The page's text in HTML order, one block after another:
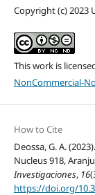
Copyright (c) 2023
This work is
NonCommercial-
How to Cite
Deossa, G. A.
Nucleus 918,
Investigaciones, 16
https://doi.org/